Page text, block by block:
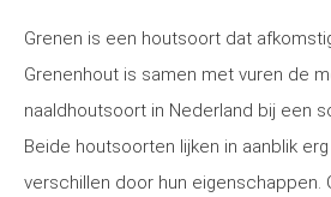
Grenen is een houtsoort dat
Grenenhout is samen met vuren de
naaldhoutsoort in Nederland bij een
Beide houtsoorten lijken in aanblik
verschillen door hun eigenschappen.